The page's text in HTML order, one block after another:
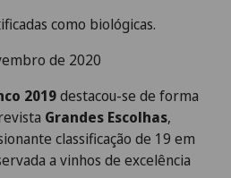
como biológicas.
de 2020
2019destacou-se de forma
Grandes Escolhas,
classificação de 19 em
a vinhos de excelência